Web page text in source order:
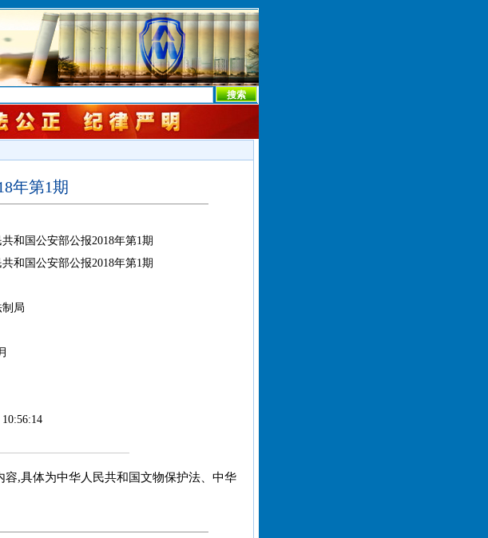
年第1期
和国公安部公报2018年第1期
和国公安部公报2018年第1期
局
,具体为中华人民共和国文物保护法、中华